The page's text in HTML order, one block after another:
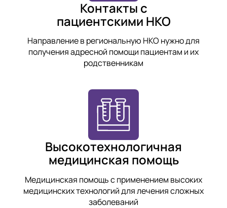
Контакты с
пациентскими НКО
Направление в региональную НКО нужно для
получения адресной помощи пациентам и их
родственникам
Высокотехнологичная
медицинская помощь
Медицинская помощь с применением высоких
медицинских технологий для лечения сложных
заболеваний